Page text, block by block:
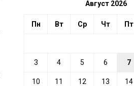
Август 2026
Пн Вт Ср Чт Пт
3 4 5 6 7
10 11 12 13 14